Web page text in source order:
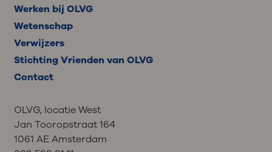
Werken bij OLVG
Wetenschap
Verwijzers
Stichting Vrienden van OLVG
Contact
OLVG, locatie West
Jan Tooropstraat 164
1061 AE Amsterdam